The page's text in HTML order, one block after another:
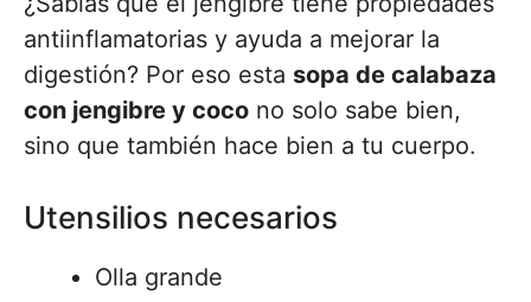
antiinflamatorias y ayuda a mejorar la
digestión? Por eso esta sopa de calabaza
con jengibre y coco no solo sabe bien,
sino que también hace bien a tu cuerpo.
Utensilios necesarios
Olla grande